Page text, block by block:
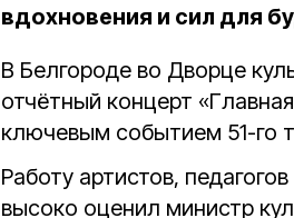
вдохновения и сил для
В Белгороде во Дворце
отчётный концерт
ключевым событием 51-го
Работу артистов,
высоко оценил министр